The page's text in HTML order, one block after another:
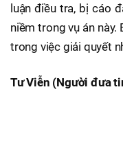
luận điều tra, bị cáo
niềm trong vụ án
trong việc giải quyết
Tư Viễn (Người đưa